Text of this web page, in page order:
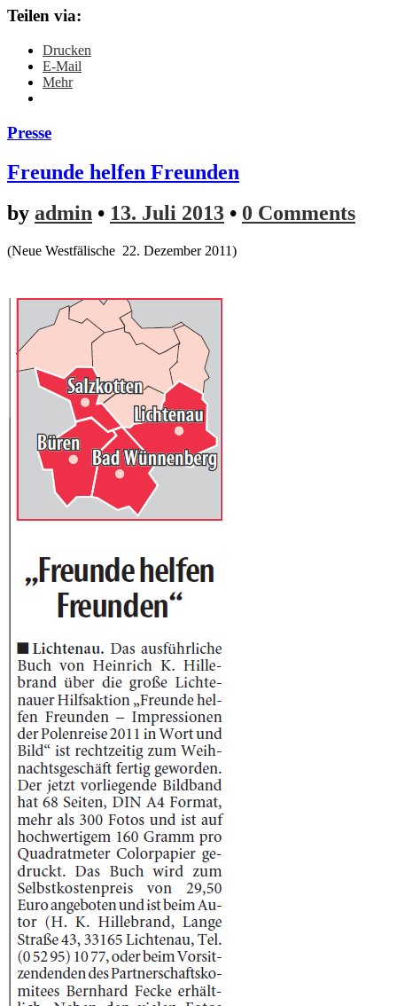
Teilen via:
Drucken
E-Mail
Mehr
Presse
Freunde helfen Freunden
by admin • 13. Juli 2013 • 0 Comments
(Neue Westfälische 22. Dezember 2011)